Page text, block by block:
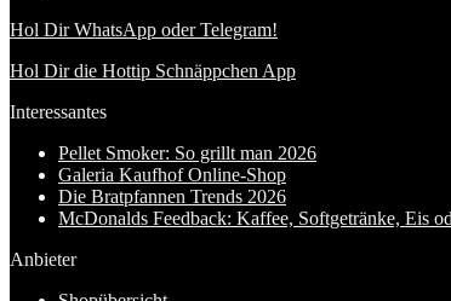
Hol Dir WhatsApp oder Telegram!
Hol Dir die Hottip Schnäppchen App
Interessantes
Pellet Smoker: So grillt man 2026
Galeria Kaufhof Online-Shop
Die Bratpfannen Trends 2026
McDonalds Feedback: Kaffee, Softgetränke, Eis
Anbieter